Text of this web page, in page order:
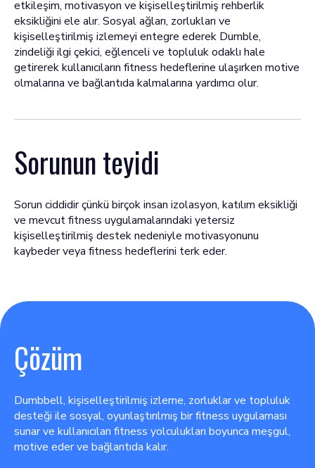
etkileşim, motivasyon ve kişiselleştirilmiş rehberlik
eksikliğini ele alır. Sosyal ağları, zorlukları ve
kişiselleştirilmiş izlemeyi entegre ederek Dumble,
zindeliği ilgi çekici, eğlenceli ve topluluk odaklı hale
getirerek kullanıcıların fitness hedeflerine ulaşırken motive
olmalarına ve bağlantıda kalmalarına yardımcı olur.
Sorunun teyidi
Sorun ciddidir çünkü birçok insan izolasyon, katılım eksikliği
ve mevcut fitness uygulamalarındaki yetersiz
kişiselleştirilmiş destek nedeniyle motivasyonunu
kaybeder veya fitness hedeflerini terk eder.
Çözüm
Dumbbell, kişiselleştirilmiş izleme, zorluklar ve topluluk
desteği ile sosyal, oyunlaştırılmış bir fitness uygulaması
sunar ve kullanıcıları fitness yolculukları boyunca meşgul,
motive eder ve bağlantıda kalır.